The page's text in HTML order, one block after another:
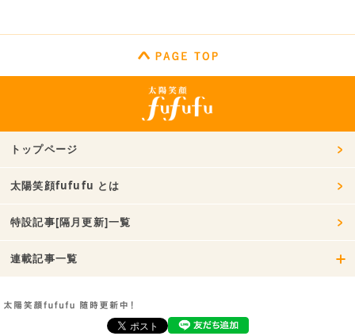
トップページ
太陽笑顔fufufu とは
特設記事[隔月更新]一覧
連載記事一覧